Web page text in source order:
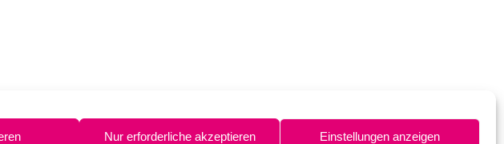
Nur erforderliche akzeptieren Einstellungen anzeigen